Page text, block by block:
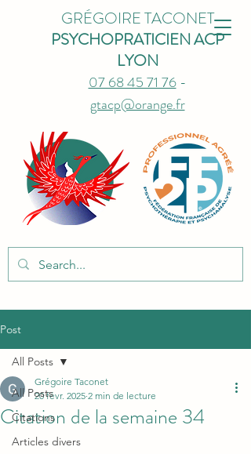
GRÉGOIRE TACONET
PSYCHOPRATICIEN ACP
LYON
07 68 45 71 76-
gtacp@orange.fr
Post
All Posts
Citations
Articles divers
All Posts
Citation de la semaine 34
Grégoire Taconet
20 févr. 2025 2 min de lecture